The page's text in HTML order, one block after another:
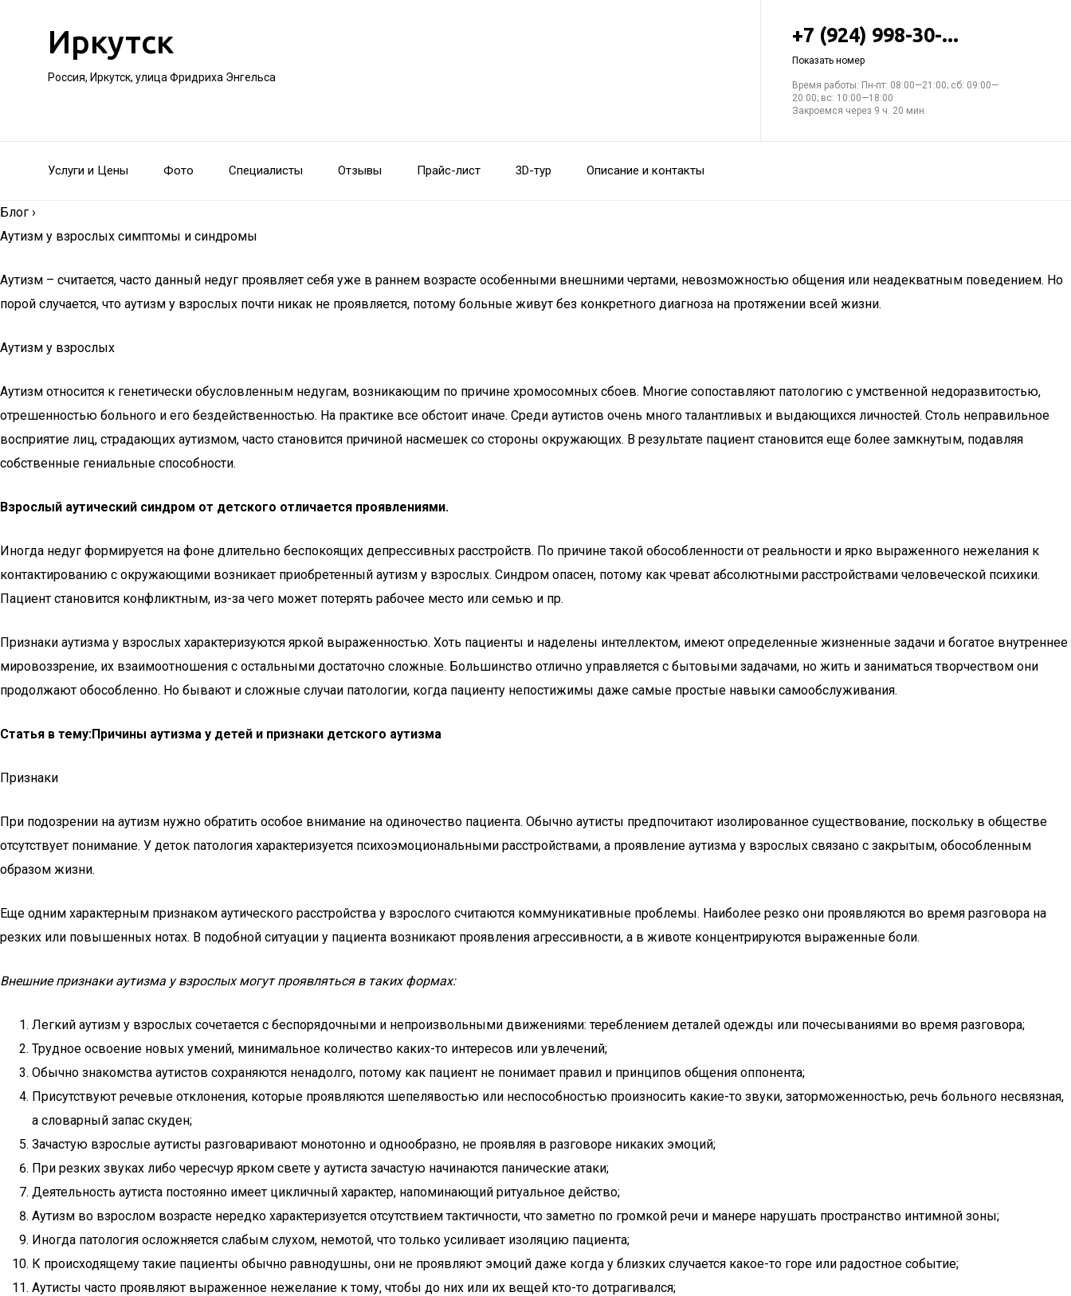
Иркутск
Россия, Иркутск, улица Фридриха Энгельса
+7 (924) 998-30-...
Показать номер
Время работы: Пн-пт: 08:00—21:00; сб: 09:00—
20:00; вс: 10:00—18:00
Закроемся через 9 ч. 20 мин.
Услуги и Цены Фото Специалисты Отзывы Прайс-лист 3D-тур Описание и контакты
Блог ›
Аутизм у взрослых симптомы и синдромы
Аутизм – считается, часто данный недуг проявляет себя уже в раннем возрасте особенными внешними чертами, невозможностью общения или неадекватным поведением. Но
порой случается, что аутизм у взрослых почти никак не проявляется, потому больные живут без конкретного диагноза на протяжении всей жизни.
Аутизм у взрослых
Аутизм относится к генетически обусловленным недугам, возникающим по причине хромосомных сбоев. Многие сопоставляют патологию с умственной недоразвитостью,
отрешенностью больного и его бездейственностью. На практике все обстоит иначе. Среди аутистов очень много талантливых и выдающихся личностей. Столь неправильное
восприятие лиц, страдающих аутизмом, часто становится причиной насмешек со стороны окружающих. В результате пациент становится еще более замкнутым, подавляя
собственные гениальные способности.
Взрослый аутический синдром от детского отличается проявлениями.
Иногда недуг формируется на фоне длительно беспокоящих депрессивных расстройств. По причине такой обособленности от реальности и ярко выраженного нежелания к
контактированию с окружающими возникает приобретенный аутизм у взрослых. Синдром опасен, потому как чреват абсолютными расстройствами человеческой психики.
Пациент становится конфликтным, из-за чего может потерять рабочее место или семью и пр.
Признаки аутизма у взрослых характеризуются яркой выраженностью. Хоть пациенты и наделены интеллектом, имеют определенные жизненные задачи и богатое внутреннее
мировоззрение, их взаимоотношения с остальными достаточно сложные. Большинство отлично управляется с бытовыми задачами, но жить и заниматься творчеством они
продолжают обособленно. Но бывают и сложные случаи патологии, когда пациенту непостижимы даже самые простые навыки самообслуживания.
Статья в тему:Причины аутизма у детей и признаки детского аутизма
Признаки
При подозрении на аутизм нужно обратить особое внимание на одиночество пациента. Обычно аутисты предпочитают изолированное существование, поскольку в обществе
отсутствует понимание. У деток патология характеризуется психоэмоциональными расстройствами, а проявление аутизма у взрослых связано с закрытым, обособленным
образом жизни.
Еще одним характерным признаком аутического расстройства у взрослого считаются коммуникативные проблемы. Наиболее резко они проявляются во время разговора на
резких или повышенных нотах. В подобной ситуации у пациента возникают проявления агрессивности, а в животе концентрируются выраженные боли.
Внешние признаки аутизма у взрослых могут проявляться в таких формах:
Легкий аутизм у взрослых сочетается с беспорядочными и непроизвольными движениями: тереблением деталей одежды или почесываниями во время разговора;
Трудное освоение новых умений, минимальное количество каких-то интересов или увлечений;
Обычно знакомства аутистов сохраняются ненадолго, потому как пациент не понимает правил и принципов общения оппонента;
Присутствуют речевые отклонения, которые проявляются шепелявостью или неспособностью произносить какие-то звуки, заторможенностью, речь больного несвязная,
а словарный запас скуден;
Зачастую взрослые аутисты разговаривают монотонно и однообразно, не проявляя в разговоре никаких эмоций;
При резких звуках либо чересчур ярком свете у аутиста зачастую начинаются панические атаки;
Деятельность аутиста постоянно имеет цикличный характер, напоминающий ритуальное действо;
Аутизм во взрослом возрасте нередко характеризуется отсутствием тактичности, что заметно по громкой речи и манере нарушать пространство интимной зоны;
Иногда патология осложняется слабым слухом, немотой, что только усиливает изоляцию пациента;
К происходящему такие пациенты обычно равнодушны, они не проявляют эмоций даже когда у близких случается какое-то горе или радостное событие;
Аутисты часто проявляют выраженное нежелание к тому, чтобы до них или их вещей кто-то дотрагивался;